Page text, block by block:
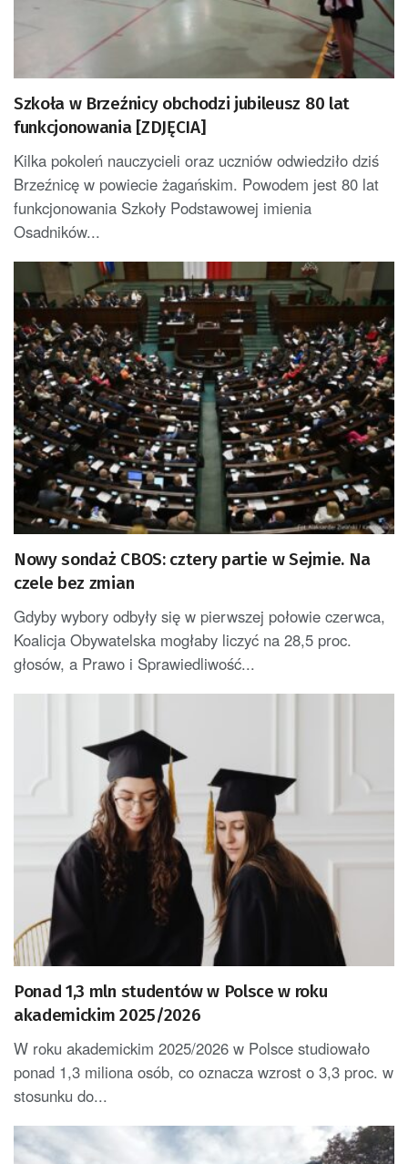
Szkoła w Brzeźnicy obchodzi jubileusz 80 lat
funkcjonowania [ZDJĘCIA]
Kilka pokoleń nauczycieli oraz uczniów odwiedziło dziś
Brzeźnicę w powiecie żagańskim. Powodem jest 80 lat
funkcjonowania Szkoły Podstawowej imienia
Osadników...
Nowy sondaż CBOS: cztery partie w Sejmie. Na
czele bez zmian
Gdyby wybory odbyły się w pierwszej połowie czerwca,
Koalicja Obywatelska mogłaby liczyć na 28,5 proc.
głosów, a Prawo i Sprawiedliwość...
Ponad 1,3 mln studentów w Polsce w roku
akademickim 2025/2026
W roku akademickim 2025/2026 w Polsce studiowało
ponad 1,3 miliona osób, co oznacza wzrost o 3,3 proc. w
stosunku do...